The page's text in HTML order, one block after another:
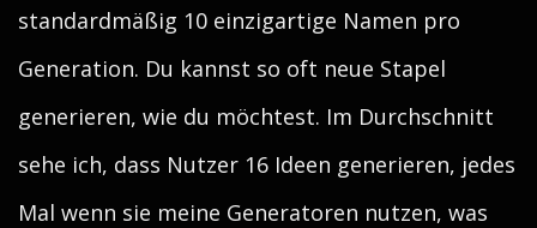
standardmäßig 10 einzigartige Namen pro
Generation. Du kannst so oft neue Stapel
generieren, wie du möchtest. Im Durchschnitt
sehe ich, dass Nutzer 16 Ideen generieren, jedes
Mal wenn sie meine Generatoren nutzen, was